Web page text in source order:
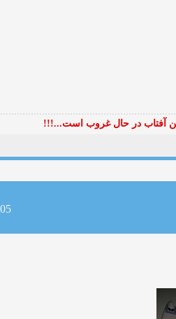
آفتاب در حال غروب است...!!!